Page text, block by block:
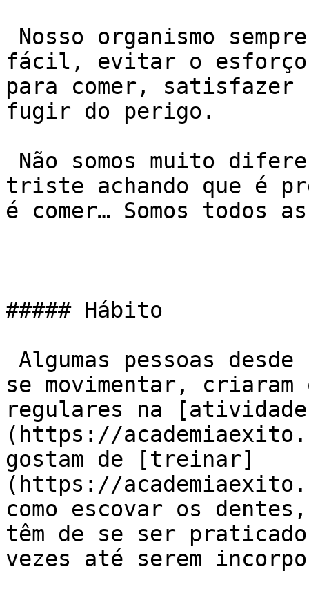
fácil, evitar o esforço.
para comer, satisfazer
fugir do perigo.
triste achando que é
é comer… Somos todos
##### Hábito
se movimentar,
regulares na
(https://
gostam de [treinar]
(https://
como escovar os
têm de se ser
vezes até serem